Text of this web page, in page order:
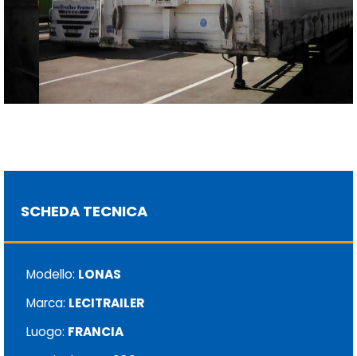
SCHEDA TECNICA
Modello: LONAS
Marca: LECITRAILER
Luogo: FRANCIA